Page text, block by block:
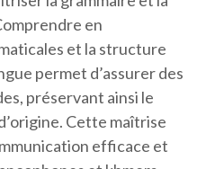
en
et la structure
permet d’assurer des
préservant ainsi le
Cette maîtrise
efficace et